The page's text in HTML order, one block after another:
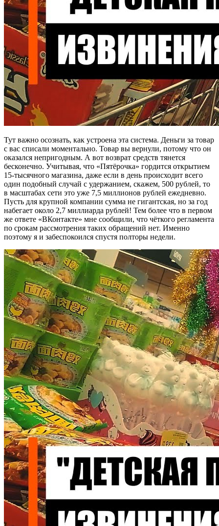
Тут важно осознать, как устроена эта система. Деньги за товар
с вас списали моментально. Товар вы вернули, потому что он
оказался непригодным. А вот возврат средств тянется
бесконечно. Учитывая, что «Пятёрочка» гордится открытием
15-тысячного магазина, даже если в день происходит всего
один подобный случай с удержанием, скажем, 500 рублей, то
в масштабах сети это уже 7,5 миллионов рублей ежедневно.
Пусть для крупной компании сумма не гигантская, но за год
набегает около 2,7 миллиарда рублей! Тем более что в первом
же ответе «ВКонтакте» мне сообщили, что чёткого регламента
по срокам рассмотрения таких обращений нет. Именно
поэтому я и забеспокоился спустя полторы недели.